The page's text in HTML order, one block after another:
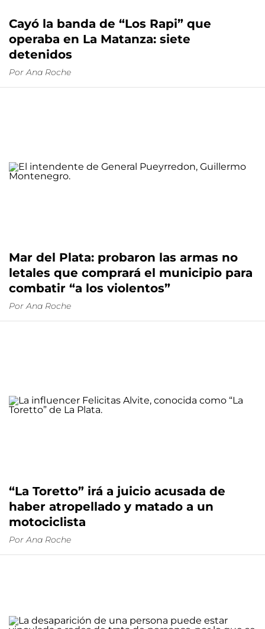
Cayó la banda de “Los Rapi” que
operaba en La Matanza: siete
detenidos
Por Ana Roche
Mar del Plata: probaron las armas no
letales que comprará el municipio para
combatir “a los violentos”
Por Ana Roche
“La Toretto” irá a juicio acusada de
haber atropellado y matado a un
motociclista
Por Ana Roche